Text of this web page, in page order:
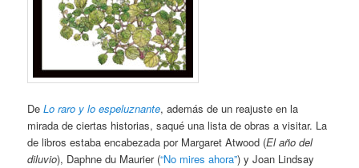
DeLo raro y lo espeluznante, además de un reajuste en la
mirada de ciertas historias, saqué una lista de obras a visitar. La
de libros estaba encabezada por Margaret Atwood (El año del
diluvio), Daphne du Maurier (“No mires ahora”) y Joan Lindsay